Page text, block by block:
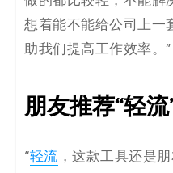
想着能不能给公司上一
助我们提高工作效率。”
朋友推荐“轻
“轻流 ，这款工具还是